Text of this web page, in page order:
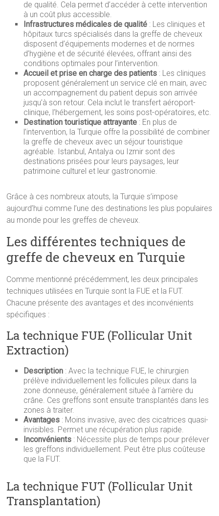
de qualité. Cela permet d’accéder à cette intervention
à un coût plus accessible.
Infrastructures médicales de qualité : Les cliniques et
hôpitaux turcs spécialisés dans la greffe de cheveux
disposent d’équipements modernes et de normes
d’hygiène et de sécurité élevées, offrant ainsi des
conditions optimales pour l’intervention.
Accueil et prise en charge des patients : Les cliniques
proposent généralement un service clé en main, avec
un accompagnement du patient depuis son arrivée
jusqu’à son retour. Cela inclut le transfert aéroport-
clinique, l’hébergement, les soins post-opératoires, etc.
Destination touristique attrayante : En plus de
l’intervention, la Turquie offre la possibilité de combiner
la greffe de cheveux avec un séjour touristique
agréable. Istanbul, Antalya ou Izmir sont des
destinations prisées pour leurs paysages, leur
patrimoine culturel et leur gastronomie.
Grâce à ces nombreux atouts, la Turquie s’impose
aujourd’hui comme l’une des destinations les plus populaires
au monde pour les greffes de cheveux.
Les différentes techniques de
greffe de cheveux en Turquie
Comme mentionné précédemment, les deux principales
techniques utilisées en Turquie sont la FUE et la FUT.
Chacune présente des avantages et des inconvénients
spécifiques :
La technique FUE (Follicular Unit
Extraction)
Description : Avec la technique FUE, le chirurgien
prélève individuellement les follicules pileux dans la
zone donneuse, généralement située à l’arrière du
crâne. Ces greffons sont ensuite transplantés dans les
zones à traiter.
Avantages : Moins invasive, avec des cicatrices quasi-
invisibles. Permet une récupération plus rapide.
Inconvénients : Nécessite plus de temps pour prélever
les greffons individuellement. Peut être plus coûteuse
que la FUT.
La technique FUT (Follicular Unit
Transplantation)